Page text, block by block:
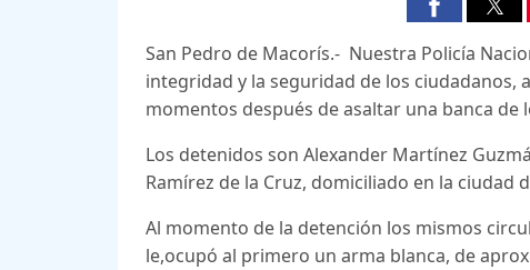
San Pedro de Macorís.- Nuestra Policía
integridad y la seguridad de los
momentos después de asaltar una banca
Los detenidos son Alexander Martínez
Ramírez de la Cruz, domiciliado en la ciudad
Al momento de la detención los mismos
le,ocupó al primero un arma blanca, de